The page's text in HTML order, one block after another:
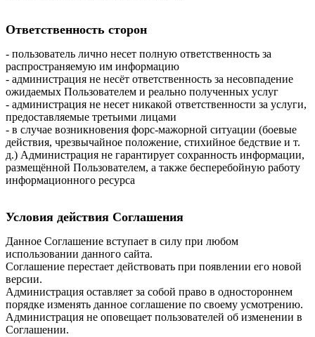
Ответственность сторон
- пользователь лично несет полную ответственность за
распространяемую им информацию
- администрация не несёт ответственность за несовпадение
ожидаемых Пользователем и реально полученных услуг
- администрация не несет никакой ответственности за услуги,
предоставляемые третьими лицами
- в случае возникновения форс-мажорной ситуации (боевые
действия, чрезвычайное положение, стихийное бедствие и т.
д.) Администрация не гарантирует сохранность информации,
размещённой Пользователем, а также бесперебойную работу
информационного ресурса
Условия действия Соглашения
Данное Соглашение вступает в силу при любом
использовании данного сайта.
Соглашение перестает действовать при появлении его новой
версии.
Администрация оставляет за собой право в одностороннем
порядке изменять данное соглашение по своему усмотрению.
Администрация не оповещает пользователей об изменении в
Соглашении.